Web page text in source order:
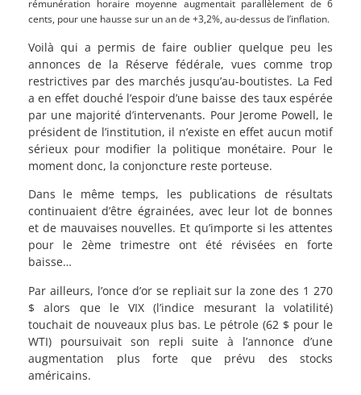
rémunération horaire moyenne augmentait parallèlement de 6
cents, pour une hausse sur un an de +3,2%, au-dessus de l’inflation.
Voilà qui a permis de faire oublier quelque peu les
annonces de la Réserve fédérale, vues comme trop
restrictives par des marchés jusqu’au-boutistes. La Fed
a en effet douché l’espoir d’une baisse des taux espérée
par une majorité d’intervenants. Pour Jerome Powell, le
président de l’institution, il n’existe en effet aucun motif
sérieux pour modifier la politique monétaire. Pour le
moment donc, la conjoncture reste porteuse.
Dans le même temps, les publications de résultats
continuaient d’être égrainées, avec leur lot de bonnes
et de mauvaises nouvelles. Et qu’importe si les attentes
pour le 2ème trimestre ont été révisées en forte
baisse…
Par ailleurs, l’once d’or se repliait sur la zone des 1 270
$ alors que le VIX (l’indice mesurant la volatilité)
touchait de nouveaux plus bas. Le pétrole (62 $ pour le
WTI) poursuivait son repli suite à l’annonce d’une
augmentation plus forte que prévu des stocks
américains.